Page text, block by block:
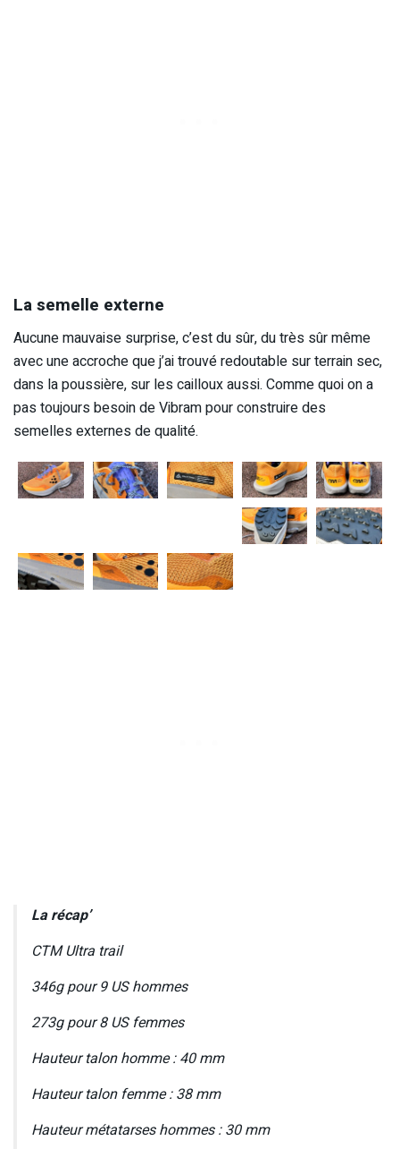
La semelle externe
Aucune mauvaise surprise, c’est du sûr, du très sûr même
avec une accroche que j’ai trouvé redoutable sur terrain sec,
dans la poussière, sur les cailloux aussi. Comme quoi on a
pas toujours besoin de Vibram pour construire des
semelles externes de qualité.
La récap’
CTM Ultra trail
346g pour 9 US hommes
273g pour 8 US femmes
Hauteur talon homme : 40 mm
Hauteur talon femme : 38 mm
Hauteur métatarses hommes : 30 mm